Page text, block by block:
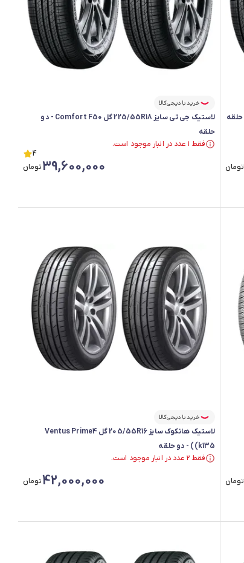
تومان
خرید با دیجی‌کالا
لاستیک جی تی سایز 225/55R18 گل Comfort F50 - دو
حلقه
فقط ۱ عدد در انبار موجود است.
4
39,600,000تومان
تومان
خرید با دیجی‌کالا
لاستیک هانکوک سایز 205/55R16 گل Ventus Prime4
(k135) - دو حلقه
فقط ۲ عدد در انبار موجود است.
42,000,000تومان